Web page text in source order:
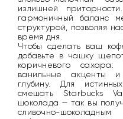
излишней
гармоничный баланс
структурой, позволяя
время дня.
Чтобы сделать ваш
добавьте в чашку
коричневого
ванильные акценты
глубину. Для
смешать Starbucks
шоколада — так вы
сливочно-